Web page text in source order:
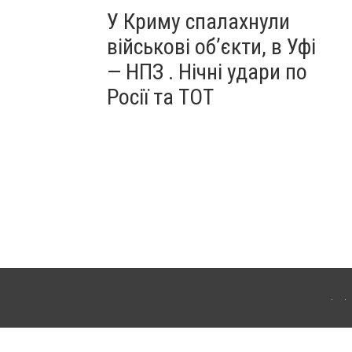
У Криму спалахнули
військові об’єкти, в Уфі
— НПЗ . Нічні удари по
Росії та ТОТ